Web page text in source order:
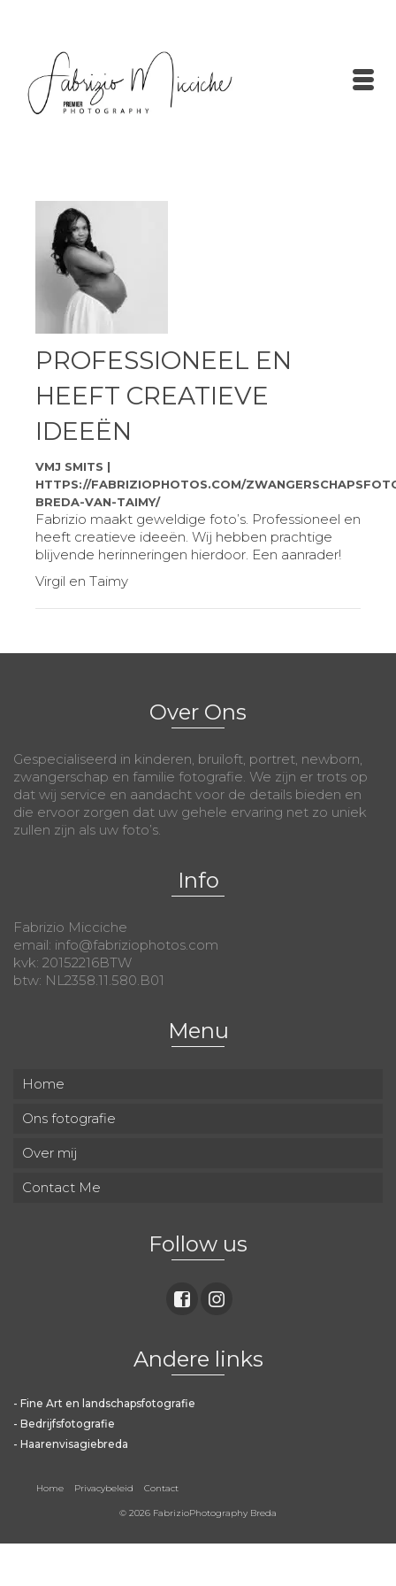
PROFESSIONEEL EN
HEEFT CREATIEVE
IDEEËN
VMJ SMITS |
HTTPS://FABRIZIOPHOTOS.COM/
BREDA-VAN-TAIMY/
Fabrizio maakt geweldige foto’s. Professioneel en
heeft creatieve ideeën. Wij hebben prachtige
blijvende herinneringen hierdoor. Een aanrader!
Virgil en Taimy
Over Ons
Gespecialiseerd in kinderen, bruiloft, portret, newborn,
zwangerschap en familie fotografie. We zijn er trots op
dat wij service en aandacht voor de details bieden en
die ervoor zorgen dat uw gehele ervaring net zo uniek
zullen zijn als uw foto’s.
Info
Fabrizio Micciche
email: info@fabriziophotos.com
kvk: 20152216BTW
btw: NL2358.11.580.B01
Menu
Home
Ons fotografie
Over mij
Contact Me
Follow us
Andere links
- Fine Art en landschapsfotografie
- Bedrijfsfotografie
- Haarenvisagiebreda
Home Privacybeleid Contact
© 2026 FabrizioPhotography Breda